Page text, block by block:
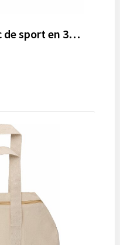
BRENNA SMALL - Sac de sport en 300D RPET